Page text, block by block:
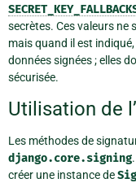
secrètes. Ces valeurs ne
mais quand il est
données signées ; elles
sécurisée.
Utilisation de
Les méthodes de
django.core.signing
créer une instance de